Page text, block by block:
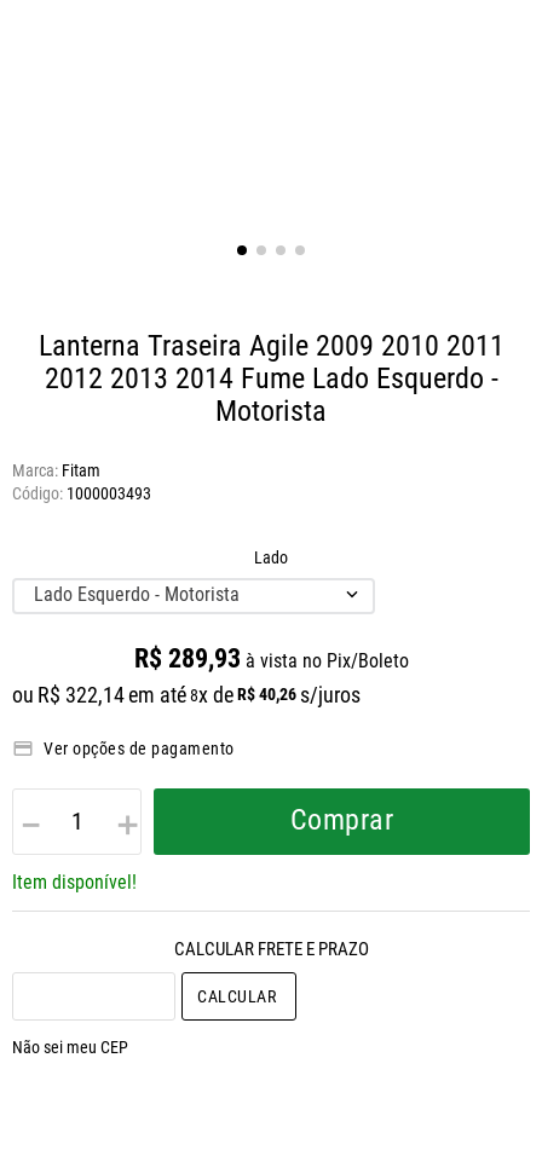
Lanterna Traseira Agile 2009 2010 2011
2012 2013 2014 Fume Lado Esquerdo -
Motorista
Marca: Fitam
1000003493
Lado
Lado Esquerdo - Motorista
R$ 289,93 à vista no Pix/Boleto
ou R$ 322,14em até8x deR$40,26 s/juros
Ver opções de pagamento
＋
－ Comprar
Item disponível!
Não sei meu CEP